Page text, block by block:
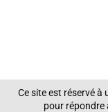
Ce site est réservé à
pour répondre